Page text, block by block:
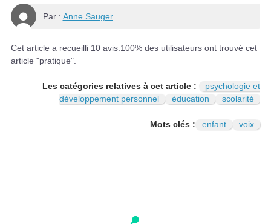
Par : Anne Sauger
Cet article a recueilli 10 avis. 100% des utilisateurs ont trouvé cet
article "pratique".
Les catégories relatives à cet article :
psychologie et
développement personnel
éducation scolarité
Mots clés : enfant voix